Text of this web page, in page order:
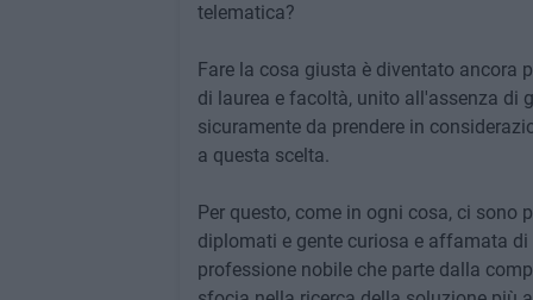
telematica?
Fare la cosa giusta è diventato ancora
di laurea e facoltà, unito all'assenza di
sicuramente da prendere in
a questa scelta.
Per questo, come in ogni cosa, ci sono
diplomati e gente curiosa e affamata
professione nobile che parte dalla